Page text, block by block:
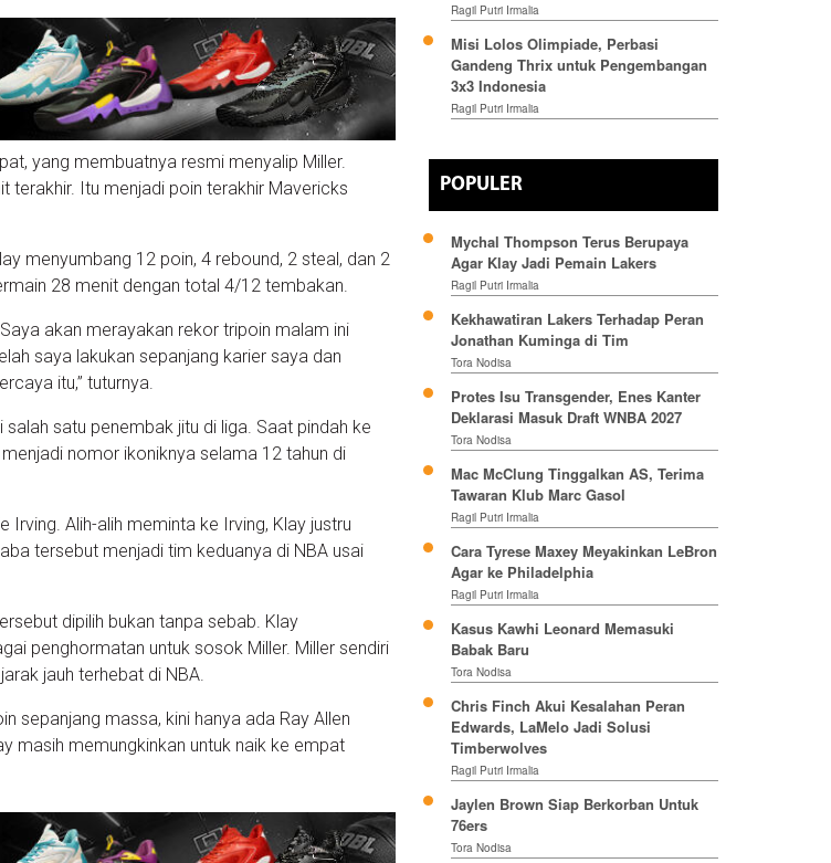
yang membuatnya resmi menyalip Miller.
terakhir. Itu menjadi poin terakhir Mavericks
menyumbang 12 poin, 4 rebound, 2 steal, dan 2
28 menit dengan total 4/12 tembakan.
akan merayakan rekor tripoin malam ini
saya lakukan sepanjang karier saya dan
itu,” tuturnya.
satu penembak jitu di liga. Saat pindah ke
nomor ikoniknya selama 12 tahun di
Alih-alih meminta ke Irving, Klay justru
tersebut menjadi tim keduanya di NBA usai
dipilih bukan tanpa sebab. Klay
penghormatan untuk sosok Miller. Miller sendiri
jauh terhebat di NBA.
sepanjang massa, kini hanya ada Ray Allen
masih memungkinkan untuk naik ke empat
Ragil Putri Irmalia
Misi Lolos Olimpiade, Perbasi
Gandeng Thrix untuk Pengembangan
3x3 Indonesia
Ragil Putri Irmalia
POPULER
Mychal Thompson Terus Berupaya
Agar Klay Jadi Pemain Lakers
Ragil Putri Irmalia
Kekhawatiran Lakers Terhadap Peran
Jonathan Kuminga di Tim
Tora Nodisa
Protes Isu Transgender, Enes Kanter
Deklarasi Masuk Draft WNBA 2027
Tora Nodisa
Mac McClung Tinggalkan AS, Terima
Tawaran Klub Marc Gasol
Ragil Putri Irmalia
Cara Tyrese Maxey Meyakinkan LeBron
Agar ke Philadelphia
Ragil Putri Irmalia
Kasus Kawhi Leonard Memasuki
Babak Baru
Tora Nodisa
Chris Finch Akui Kesalahan Peran
Edwards, LaMelo Jadi Solusi
Timberwolves
Ragil Putri Irmalia
Jaylen Brown Siap Berkorban Untuk
76ers
Tora Nodisa